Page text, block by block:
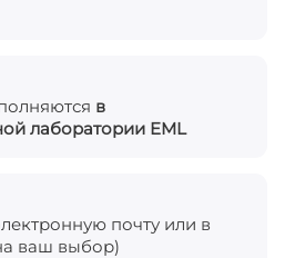
в
лаборатории EML
почту или в
ваш выбор)